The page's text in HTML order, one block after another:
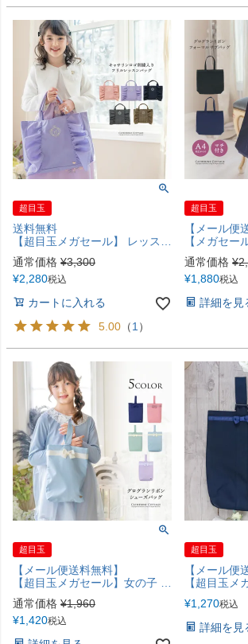
超目玉
送料無料
【超目玉メガセール】 レッスンバッグ 女の子 ロゴ刺繍入り フリルレッスンバッグ スクール レッスンバッグ マチあり 手提げ バッグ フォーマルに合うバッグ 幼稚園 保育園 小学生 ママバッグ キャサリンコテージ TAK
通常価格 ¥3,300
¥2,280税込
カートに入れる
5.00 （1）
超目玉
【メール便
【メガセール】レディース バッグ サ
通常価格 ¥
¥1,880税込
詳細を見
超目玉
【メール便送料無料】
【超目玉メガセール】女の子 グログランリボンシューズバッグ 上履き袋 ネイビー 紺 幼稚園 小学校 通園通学グッズ 入園入学 お受験 上品 おしゃれ 上履き入れ シューズケース スクール レッスンバッグ・巾着《メール便優先商品》YUP12
通常価格 ¥1,960
¥1,420税込
超目玉
【メール便
【超目玉メガセール】清楚おしゃれ
¥1,270税込
詳細を見